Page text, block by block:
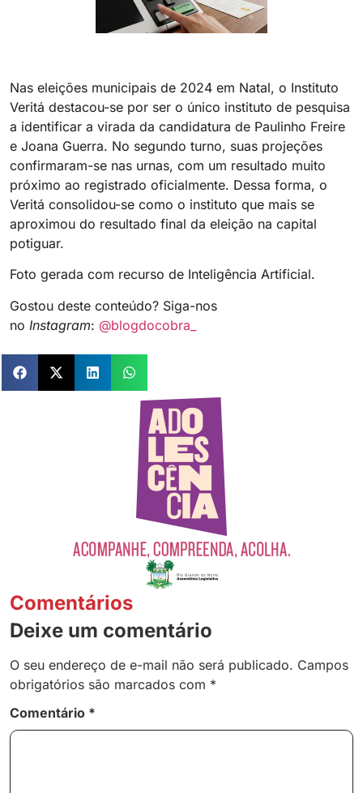
Nas eleições municipais de 2024 em Natal, o Instituto
Veritá destacou-se por ser o único instituto de pesquisa
a identificar a virada da candidatura de Paulinho Freire
e Joana Guerra. No segundo turno, suas projeções
confirmaram-se nas urnas, com um resultado muito
próximo ao registrado oficialmente. Dessa forma, o
Veritá consolidou-se como o instituto que mais se
aproximou do resultado final da eleição na capital
potiguar.
Foto gerada com recurso de Inteligência Artificial.
Gostou deste conteúdo? Siga-nos
no Instagram: @blogdocobra_
Comentários
Deixe um comentário
O seu endereço de e-mail não será publicado. Campos
obrigatórios são marcados com *
Comentário *